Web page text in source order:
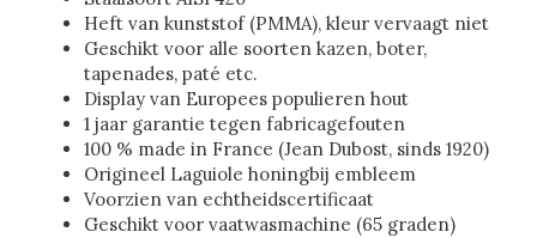
Heft van kunststof (PMMA), kleur vervaagt niet
Geschikt voor alle soorten kazen, boter,
tapenades, paté etc.
Display van Europees populieren hout
1 jaar garantie tegen fabricagefouten
100 % made in France (Jean Dubost, sinds 1920)
Origineel Laguiole honingbij embleem
Voorzien van echtheidscertificaat
Geschikt voor vaatwasmachine (65 graden)